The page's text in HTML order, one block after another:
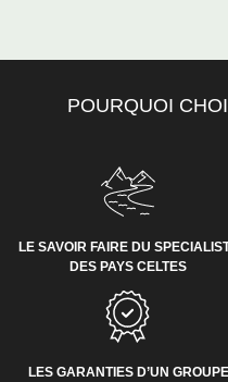
POURQUOI
LE SAVOIR FAIRE DU
DES PAYS CELTES
LES GARANTIES D’UN GROUPE